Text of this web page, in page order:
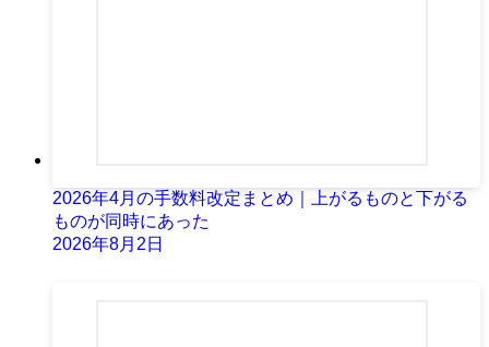
2026年4月の手数料改定まとめ｜上がるものと下がる
ものが同時にあった
2026年8月2日